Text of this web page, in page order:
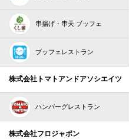
串揚げ・串天 ブッフェ
ブッフェレストラン
株式会社トマトアンドアソシエイツ
ハンバーグレストラン
株式会社フロジャポン